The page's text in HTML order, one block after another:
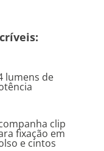
lumens de
clip
fixação em
e cintos